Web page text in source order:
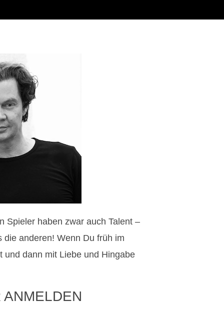
Spieler haben zwar auch Talent –
anderen! Wenn Du früh im
und dann mit Liebe und Hingabe